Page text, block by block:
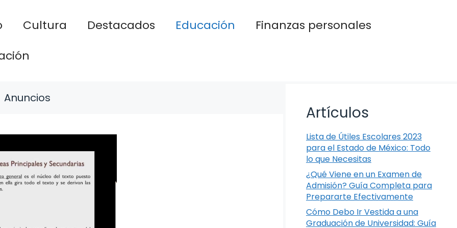
Cultura Destacados Educación
Finanzas personales
Anuncios
Artículos
Lista de Útiles Escolares 2023
para el Estado de México: Todo
lo que Necesitas
¿Qué Viene en un Examen de
Admisión? Guía Completa para
Prepararte Efectivamente
Cómo Debo Ir Vestida a una
Graduación de Universidad: Guía